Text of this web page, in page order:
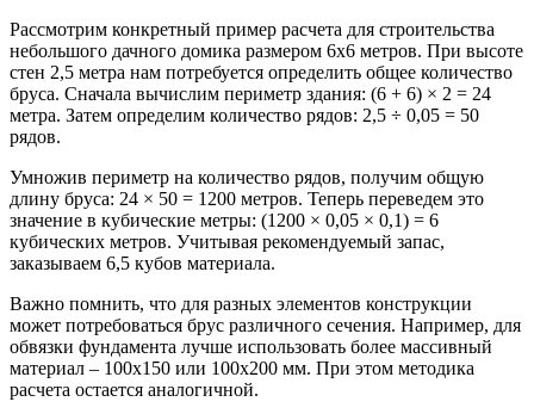
Рассмотрим конкретный пример расчета для строительства
небольшого дачного домика размером 6х6 метров. При высоте
стен 2,5 метра нам потребуется определить общее количество
бруса. Сначала вычислим периметр здания: (6 + 6) × 2 = 24
метра. Затем определим количество рядов: 2,5 ÷ 0,05 = 50
рядов.
Умножив периметр на количество рядов, получим общую
длину бруса: 24 × 50 = 1200 метров. Теперь переведем это
значение в кубические метры: (1200 × 0,05 × 0,1) = 6
кубических метров. Учитывая рекомендуемый запас,
заказываем 6,5 кубов материала.
Важно помнить, что для разных элементов конструкции
может потребоваться брус различного сечения. Например, для
обвязки фундамента лучше использовать более массивный
материал – 100х150 или 100х200 мм. При этом методика
расчета остается аналогичной.